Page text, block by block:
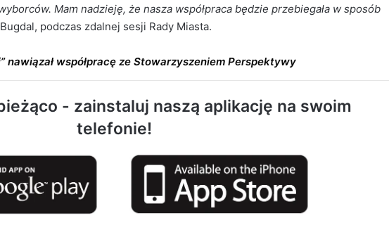
Mam nadzieję, że nasza współpraca będzie przebiegała w sposób
podczas zdalnej sesji Rady Miasta.
nawiązał współpracę ze Stowarzyszeniem Perspektywy
- zainstaluj naszą aplikację na swoim
telefonie!
Tragiczny wypadek w Kobielach Wielkich.
Około 90 tys. zł na szkolenia pracowników.
PUP w Radomsku ogłasza nabór wniosków